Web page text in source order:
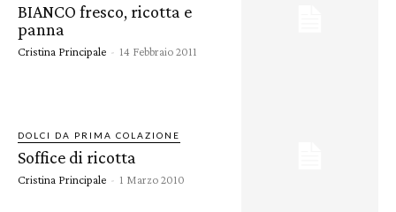
BIANCO fresco, ricotta e
panna
Cristina Principale - 14 Febbraio 2011
DOLCI DA PRIMA COLAZIONE
Soffice di ricotta
Cristina Principale - 1 Marzo 2010